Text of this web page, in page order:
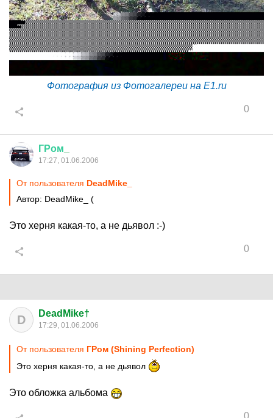
Фотография из Фотогалереи на E1.ru
0
ГРом
17:27, 01.06.2006
От пользователя DeadMike_
Автор: DeadMike_ (
Это херня какая-то, а не дьявол :-)
0
D DeadMike†
17:29, 01.06.2006
От пользователя ГРом (Shining Perfection)
Это херня какая-то, а не дьявол
Это обложка альбома